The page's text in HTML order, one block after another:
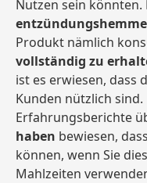
Nutzen sein könnten.
Produkt nämlich
vollständig zu
ist es erwiesen, dass
Kunden nützlich
Erfahrungsberichte
haben bewiesen,
können, wenn Sie
Mahlzeiten